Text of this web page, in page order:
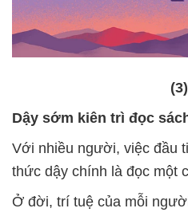
(3)
Dậy sớm kiên trì đọc
Với nhiều người, việc đầu
thức dậy chính là đọc một
Ở đời, trí tuệ của mỗi